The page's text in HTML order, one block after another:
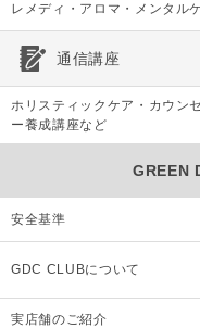
レメディ・アロマ・メンタル
通信講座
ホリスティックケア・カウン
ー養成講座など
GREEN
安全基準
GDC CLUBについて
実店舗のご紹介